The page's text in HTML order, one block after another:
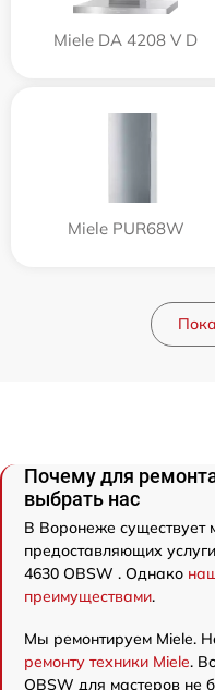
Miele DA 4208 V D
Miele PUR68W
Почему для
выбрать нас
В Воронеже существует
предоставляющих
4630 OBSW . Однако
преимуществами.
Мы ремонтируем Miele.
ремонту техники Miele.
OBSW для мастеров не